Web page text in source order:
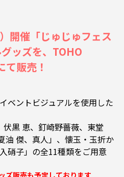
開催「じゅじゅフェス
ッズを、TOHO
販売！
ベントビジュアルを使用した
黒 恵、釘崎野薔薇、東堂
油 傑、真人」、懐玉・玉折か
硝子」の全11種類をご用意